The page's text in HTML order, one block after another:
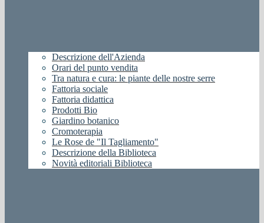
Descrizione dell'Azienda
Orari del punto vendita
Tra natura e cura: le piante delle nostre serre
Fattoria sociale
Fattoria didattica
Prodotti Bio
Giardino botanico
Cromoterapia
Le Rose de "Il Tagliamento"
Descrizione della Biblioteca
Novità editoriali Biblioteca